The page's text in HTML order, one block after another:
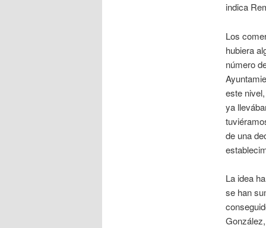
indica
Los
hubiera
número
este
ya
de una
La idea
se han